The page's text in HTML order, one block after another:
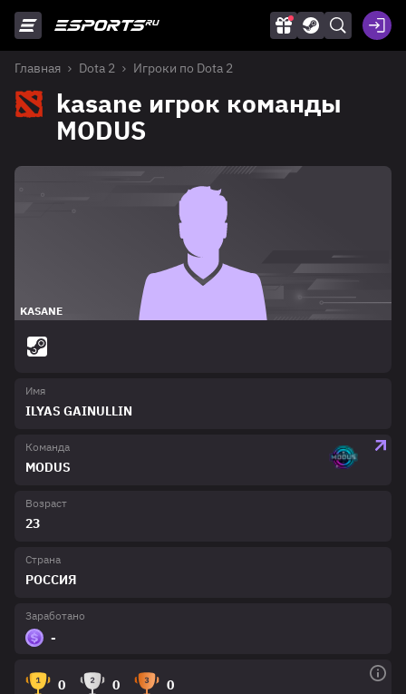
Главная Dota 2 Игроки по Dota 2
kasane игрок команды
MODUS
KASANE
Имя
ILYAS GAINULLIN
Команда
MODUS
Возраст
23
Страна
РОССИЯ
Заработано
-
0 0 0